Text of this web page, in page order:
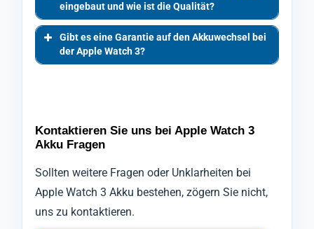
eingebaut und wie ist die Qualität?
Gibt es eine Garantie auf den Akkuwechsel bei
der Apple Watch 3?
Kontaktieren Sie uns bei Apple Watch 3
Akku Fragen
Sollten weitere Fragen oder Unklarheiten bei
Apple Watch 3 Akku bestehen, zögern Sie nicht,
uns zu kontaktieren.